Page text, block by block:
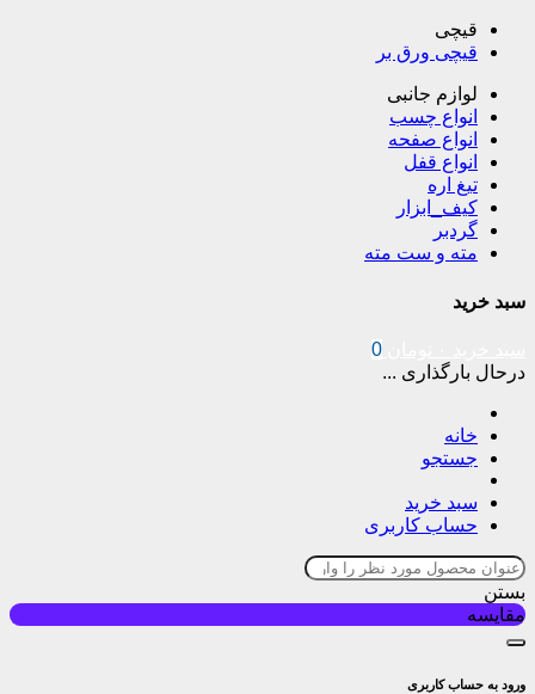
قیچی
قیچی ورق بر
لوازم جانبی
انواع چسب
انواع صفحه
انواع قفل
تیغ اره
کیف_ابزار
گردبر
مته و ست مته
سبد خرید
0
درحال بارگذاری ...
خانه
جستجو
سبد خرید
حساب کاربری
بستن
مقایسه
ورود به حساب کاربری